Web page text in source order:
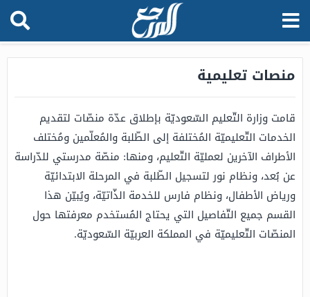
منصات تعليمية
قامت وزارة التّعليم السّعوديّة بإطلاق عدّة منصّات لتقديم
الخدمات التّعليميّة المُختلفة إلى الطّلبة والمُعلّمين ومُختلف
الأطراف الآخرين لعمليّة التّعليم، ومنها: منصّة مدرستي للدّراسة
عن بُعد، ونظام نور لتسجيل الطّلبة في المرحلة الابتدائيّة
ورياض الأطفال، ونظام فارس للخدمة الذّاتيّة، ويُبيّن هذا
القسم جميع التّفاصيل التي يحتاج المُستخدم معرفتها حول
المنصّات التّعليميّة في المملكة العربيّة السّعوديّة.